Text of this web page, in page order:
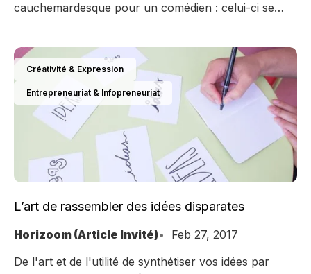
cauchemardesque pour un comédien : celui-ci se
Altucher nous explique ce qu'il a retenu de
l'expérience de faire un bide total lors d'un de ses
standup.
Créativité & Expression
Entrepreneuriat & Infopreneuriat
L’art de rassembler des idées disparates
Horizoom (Article Invité)
Feb 27, 2017
De l'art et de l'utilité de synthétiser vos idées par